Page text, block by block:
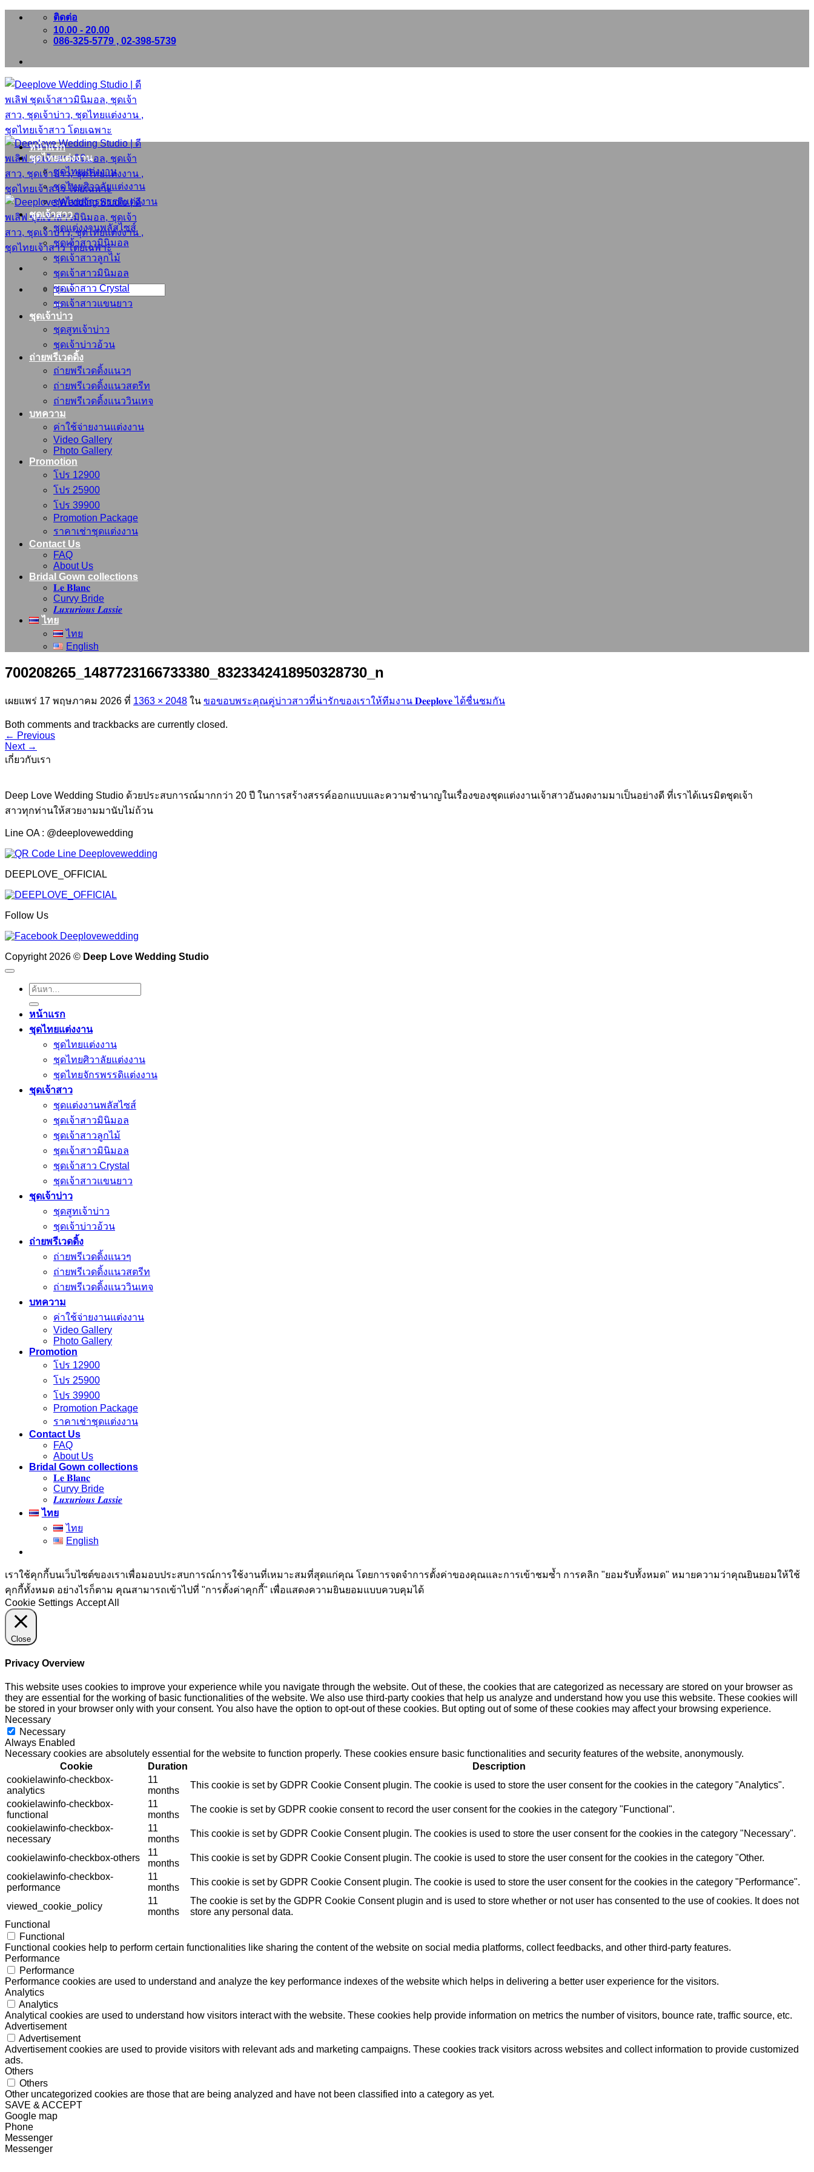
ข้าม
เนื้อหา
ติดต่อ
10.00 - 20.00
086-325-5779 , 02-398-5739
ค้นหา:
หน้าแรก
ชุดไทยแต่งงาน
ชุดไทยแต่งงาน
ชุดไทยศิวาลัยแต่งงาน
ชุดไทยจักรพรรดิแต่งงาน
ชุดเจ้าสาว
ชุดแต่งงานพลัสไซส์
ชุดเจ้าสาวมินิมอล
ชุดเจ้าสาวลูกไม้
ชุดเจ้าสาวมินิมอล
ชุดเจ้าสาว Crystal
ชุดเจ้าสาวแขนยาว
ชุดเจ้าบ่าว
ชุดสูทเจ้าบ่าว
ชุดเจ้าบ่าวอ้วน
ถ่ายพรีเวดดิ้ง
ถ่ายพรีเวดดิ้งแนวๆ
ถ่ายพรีเวดดิ้งแนวสตรีท
ถ่ายพรีเวดดิ้งแนววินเทจ
บทความ
ค่าใช้จ่ายงานแต่งงาน
Video Gallery
Photo Gallery
Promotion
โปร 12900
โปร 25900
โปร 39900
Promotion Package
ราคาเช่าชุดแต่งงาน
Contact Us
FAQ
About Us
Bridal Gown collections
𝐋𝐞 𝐁𝐥𝐚𝐧𝐜
Curvy Bride
𝑳𝒖𝒙𝒖𝒓𝒊𝒐𝒖𝒔 𝑳𝒂𝒔𝒔𝒊𝒆
ไทย
ไทย
English
700208265_1487723166733380_8323342418950328730_n
เผยแพร่ 17 พฤษภาคม 2026 ที่ 1363 × 2048 ใน ขอขอบพระคุณคู่บ่าวสาวที่น่ารักของเราให้ทีมงาน 𝐃𝐞𝐞𝐩𝐥𝐨𝐯𝐞 ได้ชื่นชมกัน
Both comments and trackbacks are currently closed.
← Previous
Next →
เกี่ยวกับเรา
Deep Love Wedding Studio ด้วยประสบการณ์มากกว่า 20 ปี ในการสร้างสรรค์ออกแบบและความชำนาญในเรื่องของชุดแต่งงานเจ้าสาวอันงดงามมาเป็นอย่างดี ที่เราได้เนรมิตชุดเจ้า
สาวทุกท่านให้สวยงามมานับไม่ถ้วน
Line OA : @deeplovewedding
DEEPLOVE_OFFICIAL
Follow Us
Copyright 2026 © Deep Love Wedding Studio
ค้นหา:
หน้าแรก
ชุดไทยแต่งงาน
ชุดไทยแต่งงาน
ชุดไทยศิวาลัยแต่งงาน
ชุดไทยจักรพรรดิแต่งงาน
ชุดเจ้าสาว
ชุดแต่งงานพลัสไซส์
ชุดเจ้าสาวมินิมอล
ชุดเจ้าสาวลูกไม้
ชุดเจ้าสาวมินิมอล
ชุดเจ้าสาว Crystal
ชุดเจ้าสาวแขนยาว
ชุดเจ้าบ่าว
ชุดสูทเจ้าบ่าว
ชุดเจ้าบ่าวอ้วน
ถ่ายพรีเวดดิ้ง
ถ่ายพรีเวดดิ้งแนวๆ
ถ่ายพรีเวดดิ้งแนวสตรีท
ถ่ายพรีเวดดิ้งแนววินเทจ
บทความ
ค่าใช้จ่ายงานแต่งงาน
Video Gallery
Photo Gallery
Promotion
โปร 12900
โปร 25900
โปร 39900
Promotion Package
ราคาเช่าชุดแต่งงาน
Contact Us
FAQ
About Us
Bridal Gown collections
𝐋𝐞 𝐁𝐥𝐚𝐧𝐜
Curvy Bride
𝑳𝒖𝒙𝒖𝒓𝒊𝒐𝒖𝒔 𝑳𝒂𝒔𝒔𝒊𝒆
ไทย
ไทย
English
เราใช้คุกกี้บนเว็บไซต์ของเราเพื่อมอบประสบการณ์การใช้งานที่เหมาะสมที่สุดแก่คุณ โดยการจดจำการตั้งค่าของคุณและการเข้าชมซ้ำ การคลิก "ยอมรับทั้งหมด" หมายความว่าคุณยินยอมให้ใช้
คุกกี้ทั้งหมด อย่างไรก็ตาม คุณสามารถเข้าไปที่ "การตั้งค่าคุกกี้" เพื่อแสดงความยินยอมแบบควบคุมได้
Cookie Settings Accept All
Close
Privacy Overview
This website uses cookies to improve your experience while you navigate through the website. Out of these, the cookies that are categorized as necessary are stored on your browser as
they are essential for the working of basic functionalities of the website. We also use third-party cookies that help us analyze and understand how you use this website. These cookies will
be stored in your browser only with your consent. You also have the option to opt-out of these cookies. But opting out of some of these cookies may affect your browsing experience.
Necessary
Necessary
Always Enabled
Necessary cookies are absolutely essential for the website to function properly. These cookies ensure basic functionalities and security features of the website, anonymously.
Cookie
Duration
Description
cookielawinfo-checkbox-
analytics
11
months
This cookie is set by GDPR Cookie Consent plugin. The cookie is used to store the user consent for the cookies in the category "Analytics".
cookielawinfo-checkbox-
functional
11
months
The cookie is set by GDPR cookie consent to record the user consent for the cookies in the category "Functional".
cookielawinfo-checkbox-
necessary
11
months
This cookie is set by GDPR Cookie Consent plugin. The cookies is used to store the user consent for the cookies in the category "Necessary".
cookielawinfo-checkbox-others
11
months
This cookie is set by GDPR Cookie Consent plugin. The cookie is used to store the user consent for the cookies in the category "Other.
cookielawinfo-checkbox-
performance
11
months
This cookie is set by GDPR Cookie Consent plugin. The cookie is used to store the user consent for the cookies in the category "Performance".
viewed_cookie_policy
11
months
The cookie is set by the GDPR Cookie Consent plugin and is used to store whether or not user has consented to the use of cookies. It does not
store any personal data.
Functional
Functional
Functional cookies help to perform certain functionalities like sharing the content of the website on social media platforms, collect feedbacks, and other third-party features.
Performance
Performance
Performance cookies are used to understand and analyze the key performance indexes of the website which helps in delivering a better user experience for the visitors.
Analytics
Analytics
Analytical cookies are used to understand how visitors interact with the website. These cookies help provide information on metrics the number of visitors, bounce rate, traffic source, etc.
Advertisement
Advertisement
Advertisement cookies are used to provide visitors with relevant ads and marketing campaigns. These cookies track visitors across websites and collect information to provide customized
ads.
Others
Others
Other uncategorized cookies are those that are being analyzed and have not been classified into a category as yet.
SAVE & ACCEPT
Google map
Phone
Messenger
Messenger